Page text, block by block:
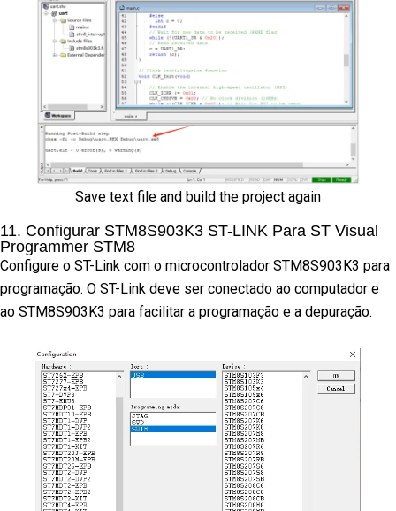
Save text file and build the project again
11. Configurar STM8S903K3 ST-LINK Para ST Visual
Programmer STM8
Configure o ST-Link com o microcontrolador STM8S903K3 para
programação. O ST-Link deve ser conectado ao computador e
ao STM8S903K3 para facilitar a programação e a depuração.